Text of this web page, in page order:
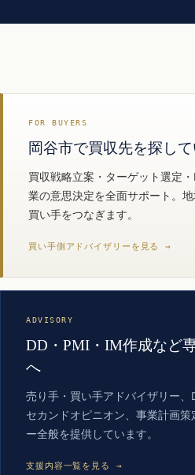
FOR BUYERS
岡谷市で買収先を探し
買収戦略立案・ターゲット選定
業の意思決定を全面サポート。
買い手をつなぎます。
買い手側アドバイザリーを見る →
ADVISORY
DD・PMI・IM作成など
へ
売り手・買い手アドバイザリー、
セカンドオピニオン、事業計画
ー全般を提供しています。
支援内容一覧を見る →